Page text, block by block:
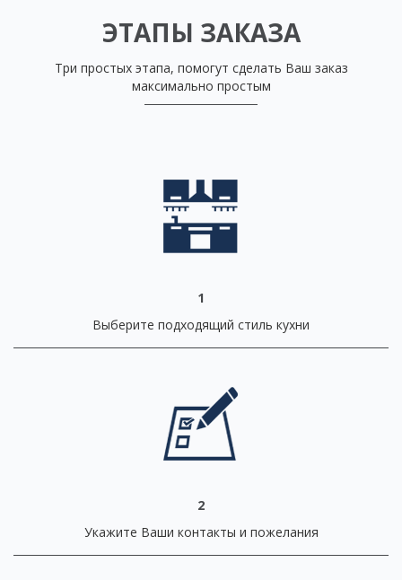
ЭТАПЫ ЗАКАЗА
Три простых этапа, помогут сделать Ваш заказ
максимально простым
1
Выберите подходящий стиль кухни
2
Укажите Ваши контакты и пожелания